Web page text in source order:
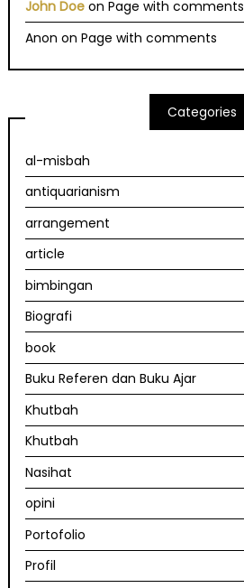
John Doe onPage with comments
Anon onPage with comments
Categories
al-misbah
antiquarianism
arrangement
article
bimbingan
Biografi
book
Buku Referen dan Buku Ajar
Khutbah
Khutbah
Nasihat
opini
Portofolio
Profil